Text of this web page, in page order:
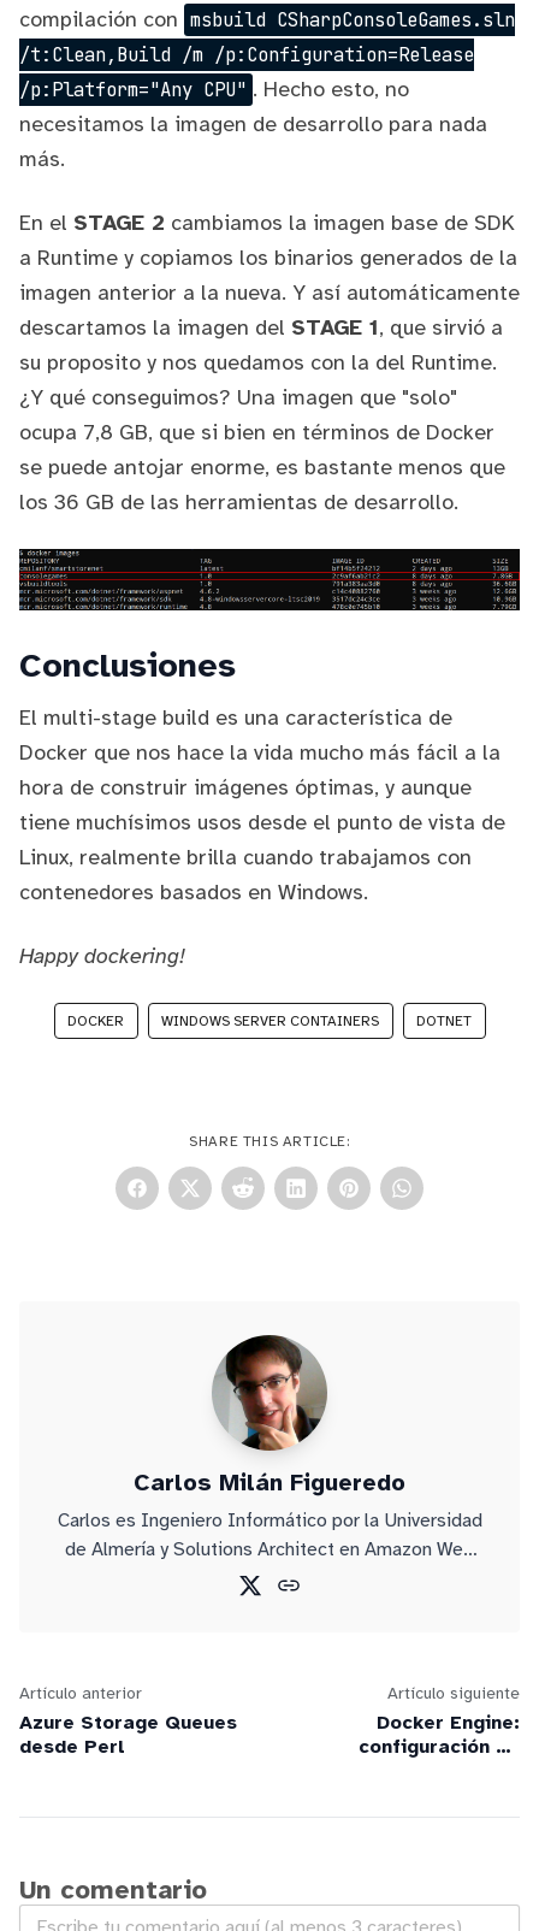
compilación con msbuild CSharpConsoleGames.sln
/t:Clean,Build /m /p:Configuration=Release
/p:Platform="Any CPU" . Hecho esto, no
necesitamos la imagen de desarrollo para nada
más.
En el STAGE 2 cambiamos la imagen base de SDK
a Runtime y copiamos los binarios generados de la
imagen anterior a la nueva. Y así automáticamente
descartamos la imagen del STAGE 1, que sirvió a
su proposito y nos quedamos con la del Runtime.
¿Y qué conseguimos? Una imagen que "solo"
ocupa 7,8 GB, que si bien en términos de Docker
se puede antojar enorme, es bastante menos que
los 36 GB de las herramientas de desarrollo.
Conclusiones
El multi-stage build es una característica de
Docker que nos hace la vida mucho más fácil a la
hora de construir imágenes óptimas, y aunque
tiene muchísimos usos desde el punto de vista de
Linux, realmente brilla cuando trabajamos con
contenedores basados en Windows.
Happy dockering!
DOCKER WINDOWS SERVER CONTAINERS DOTNET
SHARE THIS ARTICLE:
Carlos Milán Figueredo
Carlos es Ingeniero Informático por la Universidad
de Almería y Solutions Architect en Amazon Web
Services.
Artículo anterior
Azure Storage Queues
desde Perl
Artículo siguiente
Docker Engine:
configuración de
Un comentario